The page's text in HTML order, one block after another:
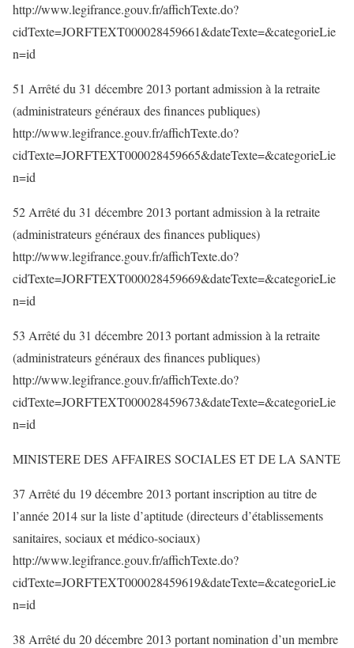
http://www.legifrance.gouv.fr/affichTexte.do?
cidTexte=JORFTEXT000028459661&dateTexte=&categorieLie
n=id
51 Arrêté du 31 décembre 2013 portant admission à la retraite
(administrateurs généraux des finances publiques)
http://www.legifrance.gouv.fr/affichTexte.do?
cidTexte=JORFTEXT000028459665&dateTexte=&categorieLie
n=id
52 Arrêté du 31 décembre 2013 portant admission à la retraite
(administrateurs généraux des finances publiques)
http://www.legifrance.gouv.fr/affichTexte.do?
cidTexte=JORFTEXT000028459669&dateTexte=&categorieLie
n=id
53 Arrêté du 31 décembre 2013 portant admission à la retraite
(administrateurs généraux des finances publiques)
http://www.legifrance.gouv.fr/affichTexte.do?
cidTexte=JORFTEXT000028459673&dateTexte=&categorieLie
n=id
MINISTERE DES AFFAIRES SOCIALES ET DE LA SANTE
37 Arrêté du 19 décembre 2013 portant inscription au titre de
l’année 2014 sur la liste d’aptitude (directeurs d’établissements
sanitaires, sociaux et médico-sociaux)
http://www.legifrance.gouv.fr/affichTexte.do?
cidTexte=JORFTEXT000028459619&dateTexte=&categorieLie
n=id
38 Arrêté du 20 décembre 2013 portant nomination d’un membre